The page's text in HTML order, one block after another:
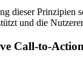
dieser Prinzipien
und die
Call-to-